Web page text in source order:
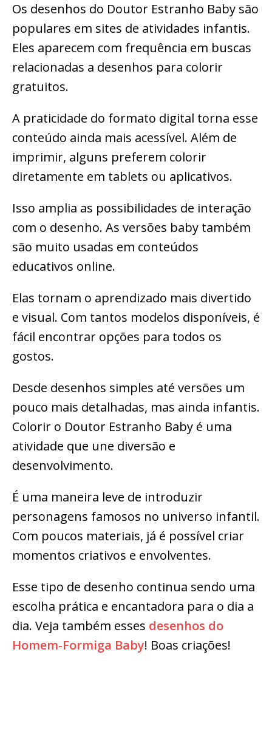
Os desenhos do Doutor Estranho Baby são
populares em sites de atividades infantis.
Eles aparecem com frequência em buscas
relacionadas a desenhos para colorir
gratuitos.
A praticidade do formato digital torna esse
conteúdo ainda mais acessível. Além de
imprimir, alguns preferem colorir
diretamente em tablets ou aplicativos.
Isso amplia as possibilidades de interação
com o desenho. As versões baby também
são muito usadas em conteúdos
educativos online.
Elas tornam o aprendizado mais divertido
e visual. Com tantos modelos disponíveis, é
fácil encontrar opções para todos os
gostos.
Desde desenhos simples até versões um
pouco mais detalhadas, mas ainda infantis.
Colorir o Doutor Estranho Baby é uma
atividade que une diversão e
desenvolvimento.
É uma maneira leve de introduzir
personagens famosos no universo infantil.
Com poucos materiais, já é possível criar
momentos criativos e envolventes.
Esse tipo de desenho continua sendo uma
escolha prática e encantadora para o dia a
dia. Veja também esses desenhos do
Homem-Formiga Baby! Boas criações!